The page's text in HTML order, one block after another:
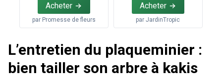
Acheter
par Promesse de fleurs
Acheter
parJardinTropic
L’entretien du plaqueminier :
bien tailler son arbre à kakis